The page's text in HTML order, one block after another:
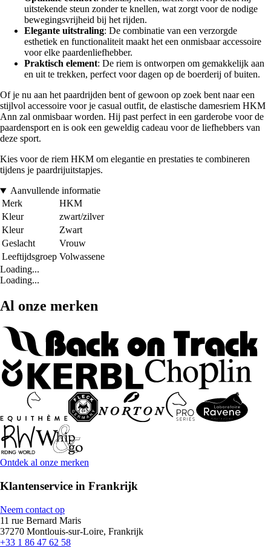
uitstekende steun zonder te knellen, wat zorgt voor de nodige
bewegingsvrijheid bij het rijden.
Elegante uitstraling: De combinatie van een verzorgde
esthetiek en functionaliteit maakt het een onmisbaar accessoire
voor elke paardenliefhebber.
Praktisch element: De riem is ontworpen om gemakkelijk aan
en uit te trekken, perfect voor dagen op de boerderij of buiten.
Of je nu aan het paardrijden bent of gewoon op zoek bent naar een
stijlvol accessoire voor je casual outfit, de elastische damesriem HKM
Ann zal onmisbaar worden. Hij past perfect in een garderobe voor de
paardensport en is ook een geweldig cadeau voor de liefhebbers van
deze sport.
Kies voor de riem HKM om elegantie en prestaties te combineren
tijdens je paardrijuitstapjes.
Aanvullende informatie
Merk
HKM
Kleur
zwart/zilver
Kleur
Zwart
Geslacht
Vrouw
Leeftijdsgroep Volwassene
Loading...
Loading...
Al onze merken
Ontdek al onze merken
Klantenservice in Frankrijk
Neem contact op
11 rue Bernard Maris
37270 Montlouis-sur-Loire, Frankrijk
+33 1 86 47 62 58